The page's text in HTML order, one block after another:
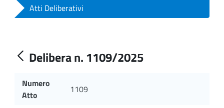
Atti Deliberativi
Delibera n. 1109/2025
Numero
Atto
1109